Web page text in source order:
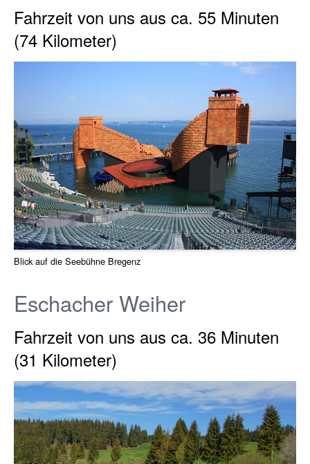
Fahrzeit von uns aus ca. 55 Minuten
(74 Kilometer)
Blick auf die Seebühne Bregenz
Eschacher Weiher
Fahrzeit von uns aus ca. 36 Minuten
(31 Kilometer)